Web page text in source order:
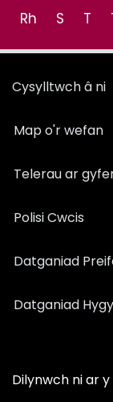
Rh
S T
Cysylltwch â ni
Map o'r wefan
Telerau ar
Polisi Cwcis
Datganiad
Datganiad
Dilynwch ni ar